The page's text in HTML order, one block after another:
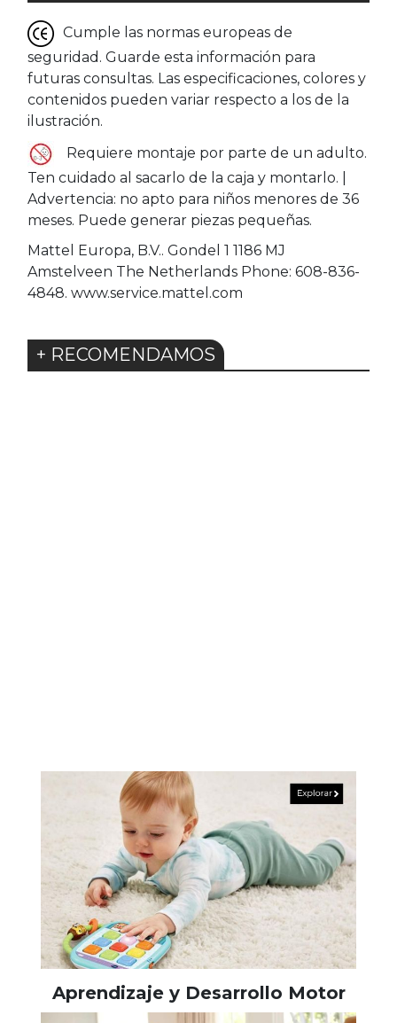
Cumple las normas europeas de
seguridad. Guarde esta información para
futuras consultas. Las especificaciones, colores y
contenidos pueden variar respecto a los de la
ilustración.
Requiere montaje por parte de un adulto.
Ten cuidado al sacarlo de la caja y montarlo. |
Advertencia: no apto para niños menores de 36
meses. Puede generar piezas pequeñas.
Mattel Europa, B.V.. Gondel 1 1186 MJ
Amstelveen The Netherlands Phone: 608-836-
4848. www.service.mattel.com
+ RECOMENDAMOS
Aprendizaje y Desarrollo Motor